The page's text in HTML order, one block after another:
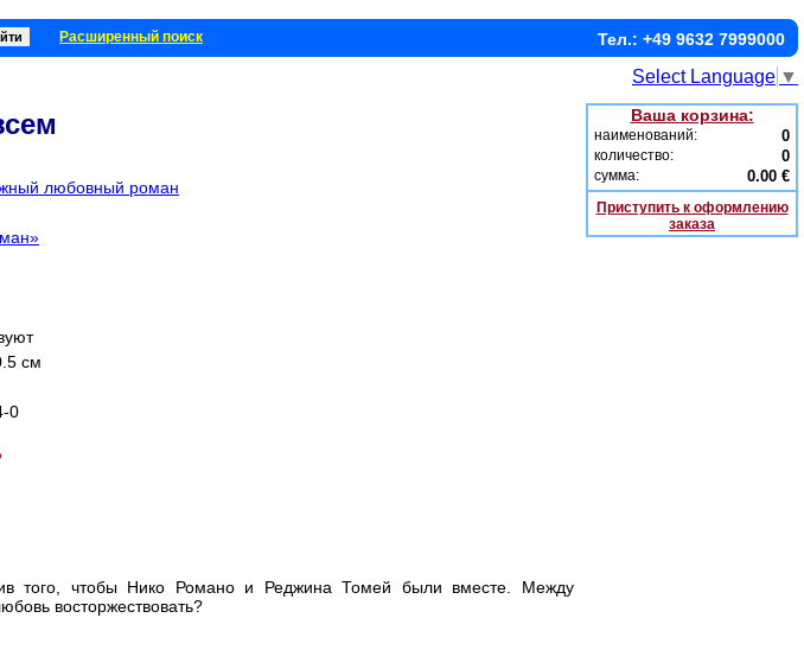
Расширенный поиск Тел.: +49 9632 7999000
Select Language ▼
любовный роман
см
0
того, чтобы Нико Романо и Реджина Томей были вместе. Между
восторжествовать?
Ваша корзина:
наименований: 0
количество: 0
сумма: 0.00 €
Приступить к оформлению
заказа